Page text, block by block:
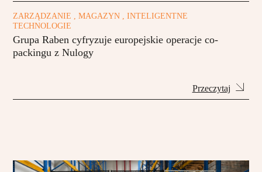
ZARZĄDZANIE , MAGAZYN , INTELIGENTNE
TECHNOLOGIE
Grupa Raben cyfryzuje europejskie operacje co-
packingu z Nulogy
Przeczytaj